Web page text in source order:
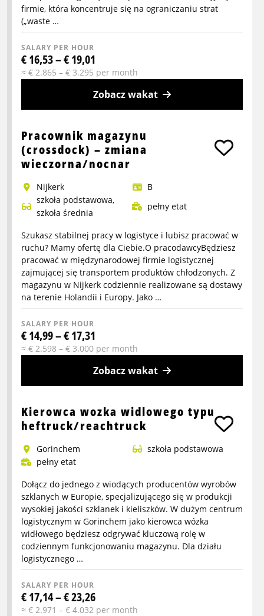
firmie, która koncentruje się na ograniczaniu strat
(„waste …
SALARY PER HOUR
€ 16,53 – € 19,01
≈ € 2.865 – € 3.295 per month
Zobacz wakat
info
about
Kierowca
praca
zmianowa
Pracownik magazynu
(crossdock) – zmiana
wieczorna/nocnar
Nijkerk
B
szkoła podstawowa,
szkoła średnia
pełny etat
Szukasz stabilnej pracy w logistyce i lubisz pracować w
ruchu? Mamy ofertę dla Ciebie.O pracodawcyBędziesz
pracować w międzynarodowej firmie logistycznej
zajmującej się transportem produktów chłodzonych. Z
magazynu w Nijkerk codziennie realizowane są dostawy
na terenie Holandii i Europy. Jako …
SALARY PER HOUR
€ 14,99 – € 17,31
≈ € 2.598 – € 3.000 per month
Zobacz wakat
info
about
magazynu
(crossdock)
–
zmiana
wieczorna/nocnar
Kierowca wozka widlowego typu
heftruck/reachtruck
Gorinchem
szkoła podstawowa
pełny etat
Dołącz do jednego z wiodących producentów wyrobów
szklanych w Europie, specjalizującego się w produkcji
wysokiej jakości szklanek i kieliszków. W dużym centrum
logistycznym w Gorinchem jako kierowca wózka
widłowego będziesz odgrywać kluczową rolę w
codziennym funkcjonowaniu magazynu. Dla działu
logistycznego …
SALARY PER HOUR
€ 17,14 – € 23,26
≈ € 2.971 – € 4.032 per month